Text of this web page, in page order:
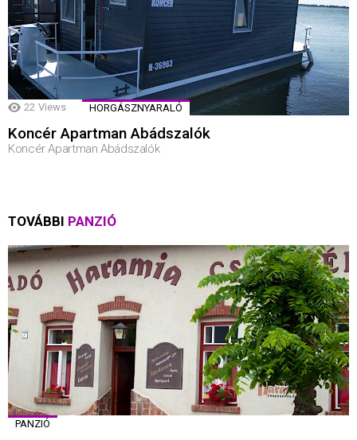
22 Views HORGÁSZNYARALÓ
Koncér Apartman Abádszalók
Koncér Apartman Abádszalók
TOVÁBBI PANZIÓ
PANZIÓ